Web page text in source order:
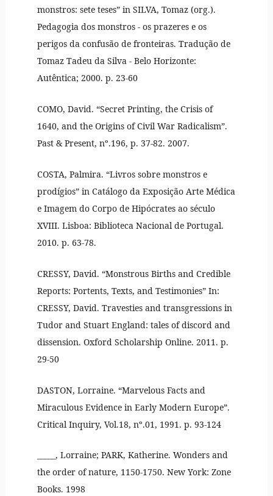
monstros: sete teses” in SILVA, Tomaz (org.).
Pedagogia dos monstros - os prazeres e os
perigos da confusão de fronteiras. Tradução de
Tomaz Tadeu da Silva - Belo Horizonte:
Autêntica; 2000. p. 23-60
COMO, David. “Secret Printing, the Crisis of
1640, and the Origins of Civil War Radicalism”.
Past & Present, nº.196, p. 37-82. 2007.
COSTA, Palmira. “Livros sobre monstros e
prodígios” in Catálogo da Exposição Arte Médica
e Imagem do Corpo de Hipócrates ao século
XVIII. Lisboa: Biblioteca Nacional de Portugal.
2010. p. 63-78.
CRESSY, David. “Monstrous Births and Credible
Reports: Portents, Texts, and Testimonies” In:
CRESSY, David. Travesties and transgressions in
Tudor and Stuart England: tales of discord and
dissension. Oxford Scholarship Online. 2011. p.
29-50
DASTON, Lorraine. “Marvelous Facts and
Miraculous Evidence in Early Modern Europe”.
Critical Inquiry, Vol.18, nº.01, 1991. p. 93-124
_____, Lorraine; PARK, Katherine. Wonders and
the order of nature, 1150-1750. New York: Zone
Books. 1998